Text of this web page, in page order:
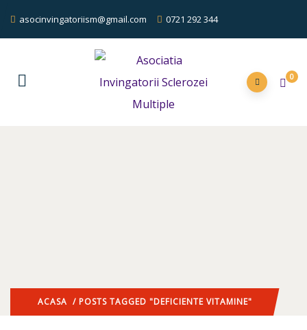
asocinvingatoriism@gmail.com 0721 292 344
0
ACASA / POSTS TAGGED "DEFICIENTE VITAMINE"